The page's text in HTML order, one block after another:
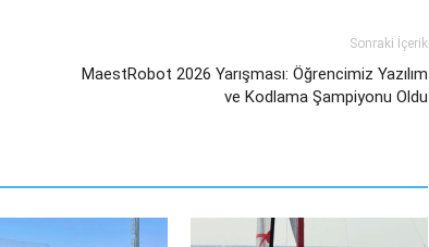
Sonraki İçerik
MaestRobot 2026 Yarışması: Öğrencimiz Yazılım
ve Kodlama Şampiyonu Oldu